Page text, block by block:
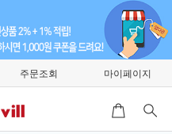
주문조회 마이페이지